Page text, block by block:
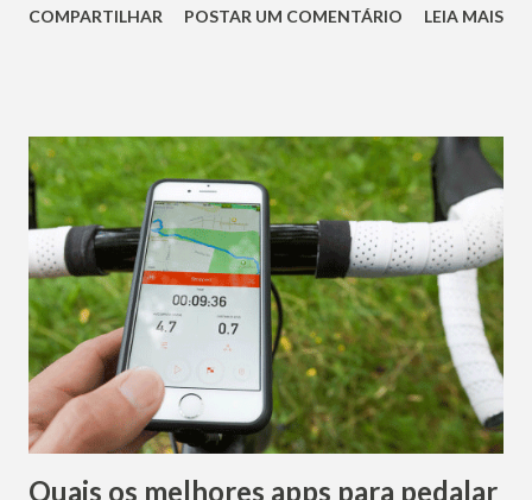
de levar um belo tombo. Por isso, os freios precisam
COMPARTILHAR POSTAR UM COMENTÁRIO LEIA MAIS
Quais os melhores apps para pedalar